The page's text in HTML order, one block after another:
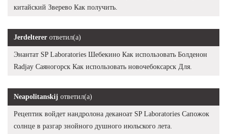
китайский Зверево Как получить.
Jerdelterer ответил(а)
Энантат SP Laboratories Шебекино Как использовать Болденон
Radjay Саяногорск Как использовать новочебоксарск Для.
Neapolitanskij ответил(а)
Рецептик войдет нандролона деканоат SP Laboratories Сапожок
солнце в разгар знойного душного июльского лета.